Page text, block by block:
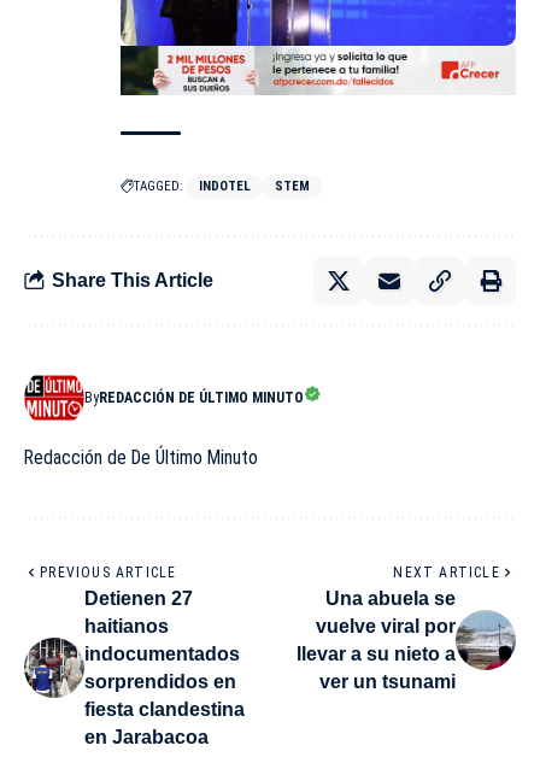
TAGGED: INDOTEL STEM
Share This Article
ByREDACCIÓN DE ÚLTIMO MINUTO
Redacción de De Último Minuto
PREVIOUS ARTICLE
Detienen 27
haitianos
indocumentados
sorprendidos en
fiesta clandestina
en Jarabacoa
NEXT ARTICLE
Una abuela se
vuelve viral por
llevar a su nieto a
ver un tsunami